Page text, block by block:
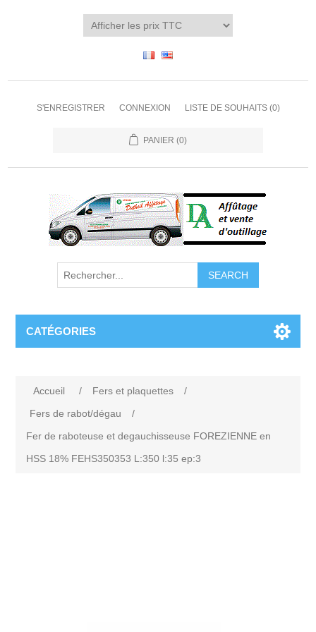
S'ENREGISTRER CONNEXION LISTE DE SOUHAITS (0)
PANIER (0)
CATÉGORIES
Accueil / Fers et plaquettes
/
Fers de rabot/dégau
/
Fer de raboteuse et degauchisseuse FOREZIENNE en
HSS 18% FEHS350353 L:350 l:35 ep:3